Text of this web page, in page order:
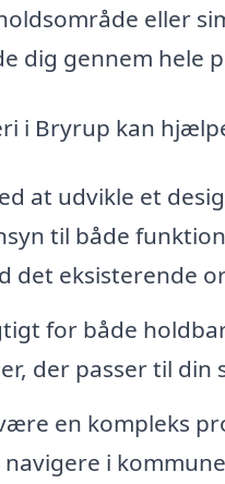
eller
dig gennem hele
i Bryrup kan
at udvikle et
til både
det eksisterende
for både
der passer til din
en kompleks
i